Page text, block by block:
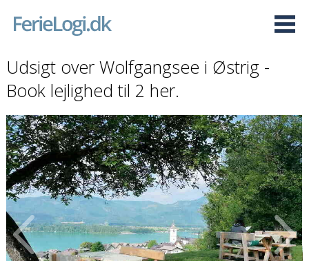
Udsigt over Wolfgangsee i Østrig -
Book lejlighed til 2 her.